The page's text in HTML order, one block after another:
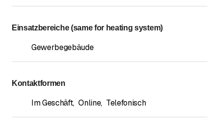
Einsatzbereiche (same for heating system)
Gewerbegebäude
Kontaktformen
Im Geschäft, Online, Telefonisch